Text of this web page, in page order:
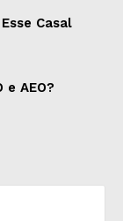
Casal
e AEO?